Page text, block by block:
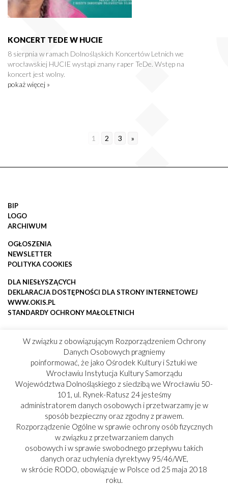
KONCERT TEDE W HUCIE
8 sierpnia w ramach Dolnośląskich Koncertów Letnich we
wrocławskiej HUCIE wystąpi znany raper TeDe. Wstęp na
koncert jest wolny.
pokaż więcej »
1 2 3 »
BIP
LOGO
ARCHIWUM
OGŁOSZENIA
NEWSLETTER
POLITYKA COOKIES
DLA NIESŁYSZĄCYCH
DEKLARACJA DOSTĘPNOŚCI DLA STRONY INTERNETOWEJ
WWW.OKIS.PL
STANDARDY OCHRONY MAŁOLETNICH
W związku z obowiązującym Rozporządzeniem Ochrony
Danych Osobowych pragniemy
poinformować, że jako Ośrodek Kultury i Sztuki we
Wrocławiu Instytucja Kultury Samorządu
Województwa Dolnośląskiego z siedzibą we Wrocławiu 50-
101, ul. Rynek-Ratusz 24 jesteśmy
administratorem danych osobowych i przetwarzamy je w
sposób bezpieczny oraz zgodny z prawem.
Rozporządzenie Ogólne w sprawie ochrony osób fizycznych
w związku z przetwarzaniem danych
osobowych i w sprawie swobodnego przepływu takich
danych oraz uchylenia dyrektywy 95/46/WE,
w skrócie RODO, obowiązuje w Polsce od 25 maja 2018
roku.